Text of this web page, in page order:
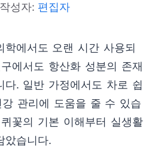
작성자: 편집자
학에서도 오랜 시간 사용되
에서도 항산화 성분의 존재
다. 일반 가정에서도 차로 쉽
관리에 도움을 줄 수 있습
꽃의 기본 이해부터 실생활
았습니다.